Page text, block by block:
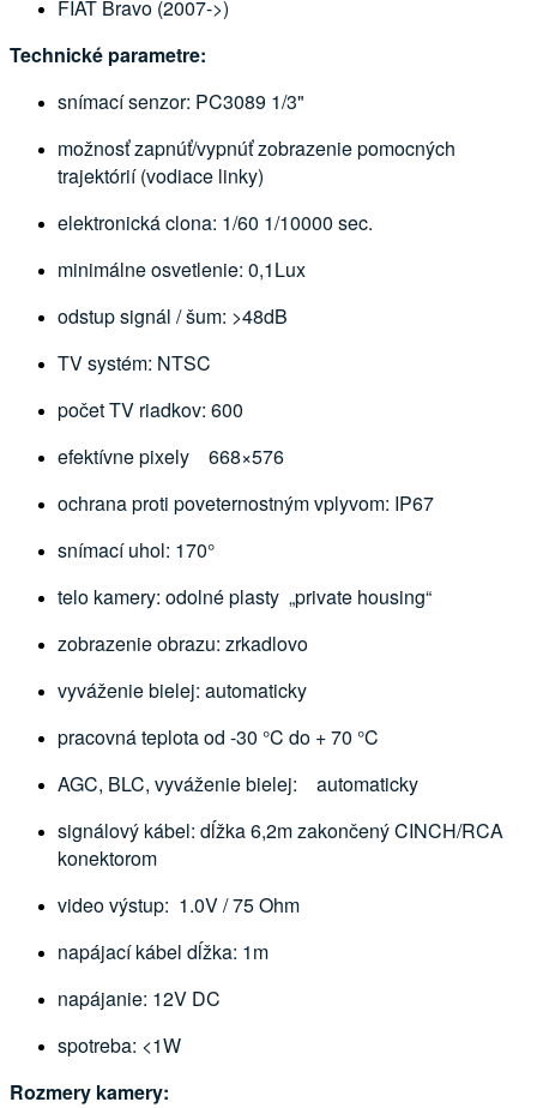
FIAT Bravo (2007->)
Technické parametre:
snímací senzor: PC3089 1/3"
možnosť zapnúť/vypnúť zobrazenie pomocných
trajektórií (vodiace linky)
elektronická clona: 1/60 1/10000 sec.
minimálne osvetlenie: 0,1Lux
odstup signál / šum: >48dB
TV systém: NTSC
počet TV riadkov: 600
efektívne pixely 668×576
ochrana proti poveternostným vplyvom: IP67
snímací uhol: 170°
telo kamery: odolné plasty „private housing“
zobrazenie obrazu: zrkadlovo
vyváženie bielej: automaticky
pracovná teplota od -30 °C do + 70 °C
AGC, BLC, vyváženie bielej: automaticky
signálový kábel: dĺžka 6,2m zakončený CINCH/RCA
konektorom
video výstup: 1.0V / 75 Ohm
napájací kábel dĺžka: 1m
napájanie: 12V DC
spotreba: <1W
Rozmery kamery: